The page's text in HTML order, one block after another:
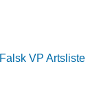
Falsk VP Artsliste